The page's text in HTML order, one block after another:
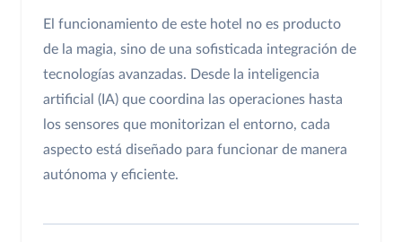
El funcionamiento de este hotel no es producto
de la magia, sino de una sofisticada integración de
tecnologías avanzadas. Desde la inteligencia
artificial (IA) que coordina las operaciones hasta
los sensores que monitorizan el entorno, cada
aspecto está diseñado para funcionar de manera
autónoma y eficiente.